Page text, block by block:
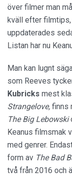
över filmer man
kväll efter filmtips,
uppdaterades
Listan har nu
Man kan lugnt
som Reeves
Kubricks mest
Strangelove, finns
The Big Lebowski
Keanus filmsmak
med genrer.
form av The Bad
två från 2016 och